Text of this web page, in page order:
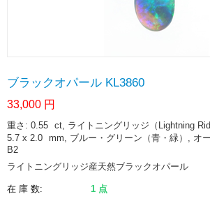
ブラックオパール KL3860
33,000 円
重さ: 0.55 ct, ライトニングリッジ（Lightning
5.7 x 2.0 mm, ブルー・グリーン（青・緑）, オ
B2
ライトニングリッジ産天然ブラックオパール
在 庫 数: 1 点